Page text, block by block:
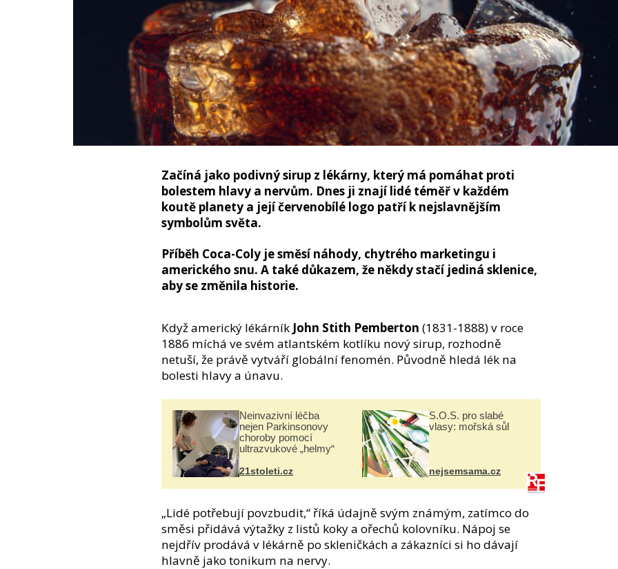
Začíná jako podivný sirup z lékárny, který má pomáhat proti
bolestem hlavy a nervům. Dnes ji znají lidé téměř v každém
koutě planety a její červenobílé logo patří k nejslavnějším
symbolům světa.
Příběh Coca-Coly je směsí náhody, chytrého marketingu i
amerického snu. A také důkazem, že někdy stačí jediná sklenice,
aby se změnila historie.
Když americký lékárník John Stith Pemberton (1831-1888) v roce
1886 míchá ve svém atlantském kotlíku nový sirup, rozhodně
netuší, že právě vytváří globální fenomén. Původně hledá lék na
bolesti hlavy a únavu.
Neinvazivní léčba
nejen Parkinsonovy
choroby pomocí
ultrazvukové „helmy“
21stoleti.cz
S.O.S. pro slabé
vlasy: mořská sůl
nejsemsama.cz
„Lidé potřebují povzbudit,“ říká údajně svým známým, zatímco do
směsi přidává výtažky z listů koky a ořechů kolovníku. Nápoj se
nejdřív prodává v lékárně po skleničkách a zákazníci si ho dávají
hlavně jako tonikum na nervy.